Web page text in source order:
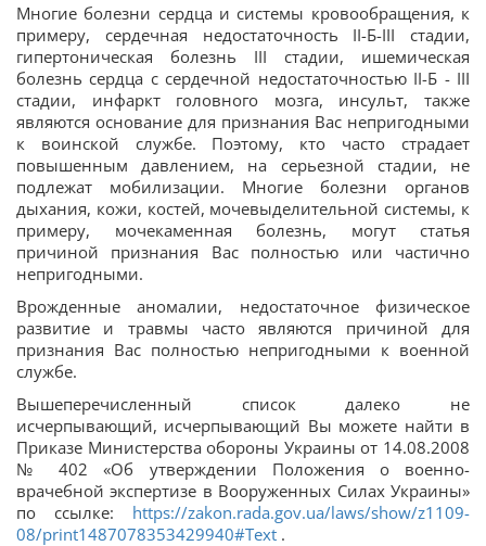
Многие болезни сердца и системы кровообращения, к
примеру, сердечная недостаточность II-Б-III стадии,
гипертоническая болезнь III стадии, ишемическая
болезнь сердца с сердечной недостаточностью II-Б - III
стадии, инфаркт головного мозга, инсульт, также
являются основание для признания Вас непригодными
к воинской службе. Поэтому, кто часто страдает
повышенным давлением, на серьезной стадии, не
подлежат мобилизации. Многие болезни органов
дыхания, кожи, костей, мочевыделительной системы, к
примеру, мочекаменная болезнь, могут статья
причиной признания Вас полностью или частично
непригодными.
Врожденные аномалии, недостаточное физическое
развитие и травмы часто являются причиной для
признания Вас полностью непригодными к военной
службе.
Вышеперечисленный список далеко не
исчерпывающий, исчерпывающий Вы можете найти в
Приказе Министерства обороны Украины от 14.08.2008
№ 402 «Об утверждении Положения о военно-
врачебной экспертизе в Вооруженных Силах Украины»
по ссылке: https://zakon.rada.gov.ua/laws/show/z1109-
08/print1487078353429940#Text .